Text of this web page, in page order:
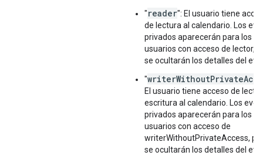
"reader": El usuario tiene
de lectura al calendario. Los
privados aparecerán para los
usuarios con acceso de lector,
se ocultarán los detalles del
"
El usuario tiene acceso de
escritura al calendario. Los
privados aparecerán para los
usuarios con acceso de
writerWithoutPrivateAccess,
se ocultarán los detalles del